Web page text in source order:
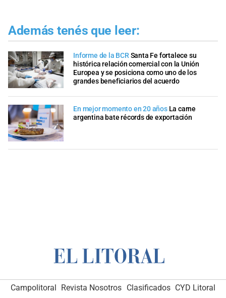
Además tenés que leer:
Informe de la BCRSanta Fe fortalece su
histórica relación comercial con la Unión
Europea y se posiciona como uno de los
grandes beneficiarios del acuerdo
En mejor momento en 20 años La carne
argentina bate récords de exportación
Campolitoral Revista Nosotros Clasificados CYD Litoral